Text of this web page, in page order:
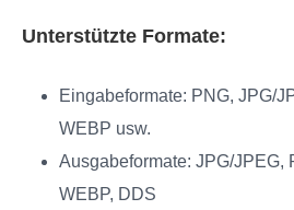
Unterstützte Formate:
Eingabeformate: PNG, JPG/
WEBP usw.
Ausgabeformate: JPG/JPEG,
WEBP, DDS